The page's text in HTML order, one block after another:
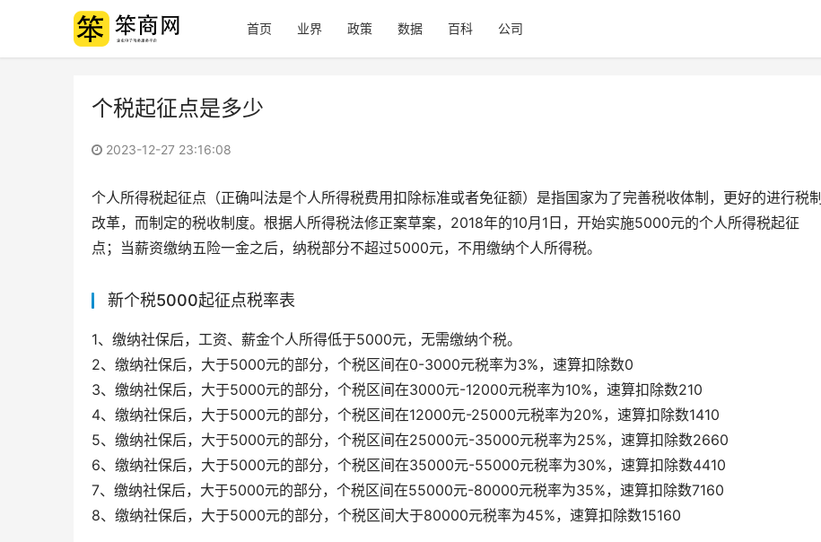
首页 业界 政策 数据 百科 公司
个税起征点是多少
2023-12-27 23:16:08
个人所得税起征点（正确叫法是个人所得税费用扣除标准或者免征额）是指国家为了完善税收体制，更好的进行税制
改革，而制定的税收制度。根据人所得税法修正案草案，2018年的10月1日，开始实施5000元的个人所得税起征
点；当薪资缴纳五险一金之后，纳税部分不超过5000元，不用缴纳个人所得税。
新个税5000起征点税率表
1、缴纳社保后，工资、薪金个人所得低于5000元，无需缴纳个税。
2、缴纳社保后，大于5000元的部分，个税区间在0-3000元税率为3%，速算扣除数0
3、缴纳社保后，大于5000元的部分，个税区间在3000元-12000元税率为10%，速算扣除数210
4、缴纳社保后，大于5000元的部分，个税区间在12000元-25000元税率为20%，速算扣除数1410
5、缴纳社保后，大于5000元的部分，个税区间在25000元-35000元税率为25%，速算扣除数2660
6、缴纳社保后，大于5000元的部分，个税区间在35000元-55000元税率为30%，速算扣除数4410
7、缴纳社保后，大于5000元的部分，个税区间在55000元-80000元税率为35%，速算扣除数7160
8、缴纳社保后，大于5000元的部分，个税区间大于80000元税率为45%，速算扣除数15160